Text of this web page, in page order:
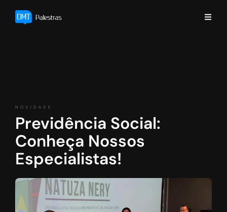
NOVIDADE
Previdência Social:
Conheça Nossos
Especialistas!